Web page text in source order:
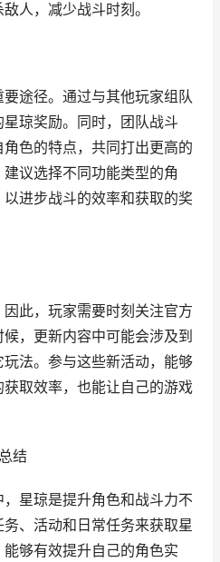
人，减少战斗时刻。
途径。通过与其他玩家组队
琼奖励。同时，团队战斗
色的特点，共同打出更高的
议选择不同功能类型的角
进步战斗的效率和获取的奖
此，玩家需要时刻关注官方
，更新内容中可能会涉及到
法。参与这些新活动，能够
取效率，也能让自己的游戏
结
星琼是提升角色和战斗力不
、活动和日常任务来获取星
够有效提升自己的角色实